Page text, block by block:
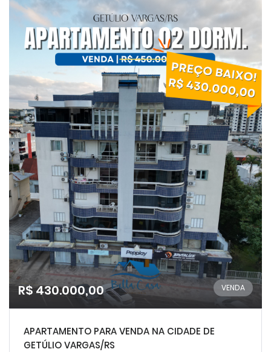
R$ 430.000,00 VENDA
APARTAMENTO PARA VENDA NA CIDADE DE
GETÚLIO VARGAS/RS